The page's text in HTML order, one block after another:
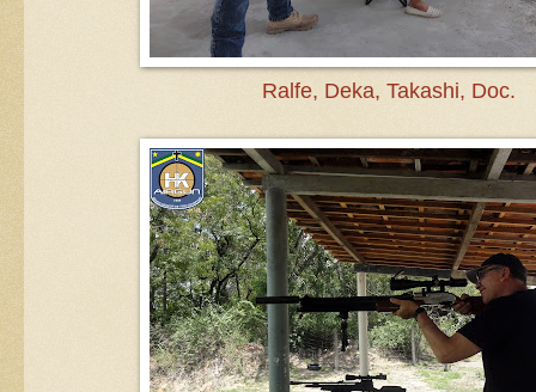
Ralfe, Deka, Takashi, Doc.